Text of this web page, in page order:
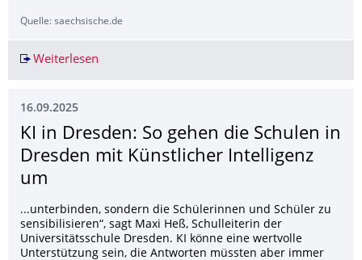
Quelle: saechsische.de
Weiterlesen
16.09.2025
KI in Dresden: So gehen die Schulen in
Dresden mit Künstlicher Intelligenz
um
...unterbinden, sondern die Schülerinnen und Schüler zu
sensibilisieren“, sagt Maxi Heß, Schulleiterin der
Universitätsschule Dresden. KI könne eine wertvolle
Unterstützung sein, die Antworten müssten aber immer